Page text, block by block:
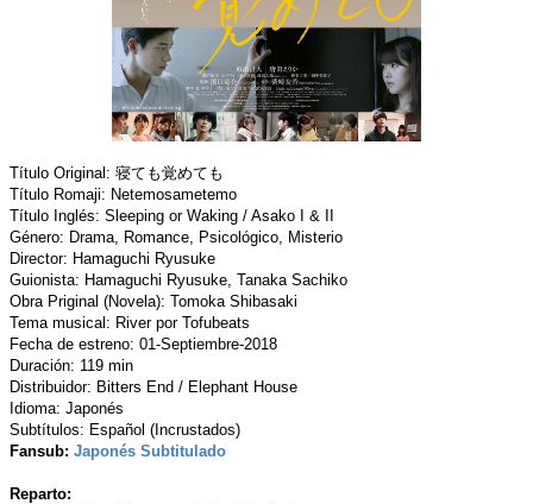
Título Original: 寝ても覚めても
Título Romaji: Netemosametemo
Título Inglés: Sleeping or Waking / Asako I & II
Género: Drama, Romance, Psicológico, Misterio
Director: Hamaguchi Ryusuke
Guionista: Hamaguchi Ryusuke, Tanaka Sachiko
Obra Priginal (Novela): Tomoka Shibasaki
Tema musical: River por Tofubeats
Fecha de estreno: 01-Septiembre-2018
Duración: 119 min
Distribuidor: Bitters End / Elephant House
Idioma: Japonés
Subtítulos: Español (Incrustados)
Fansub: Japonés Subtitulado
Reparto: